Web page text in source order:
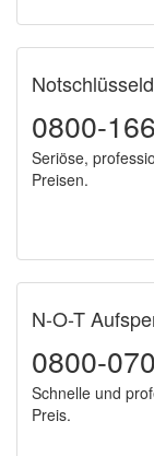
0800-
Seriöse,
Preisen.
N-O-T
0800-
Schnelle und
Preis.